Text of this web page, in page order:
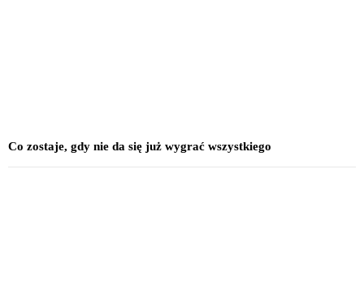
Co zostaje, gdy nie da się już wygrać wszystkiego